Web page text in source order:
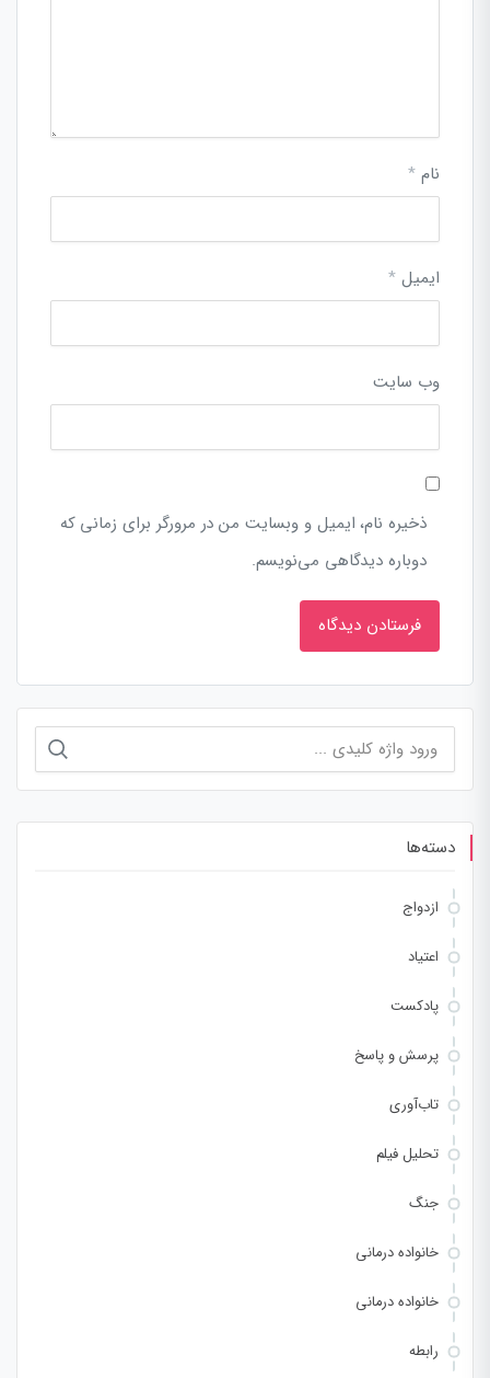
نام *
ایمیل *
وب‌ سایت
ذخیره نام، ایمیل و وبسایت من در مرورگر برای زمانی که
دوباره دیدگاهی می‌نویسم.
جستجو
برای:
دسته‌ها
ازدواج
اعتیاد
پادکست
پرسش و پاسخ
تاب‌آوری
تحلیل فیلم
جنگ
خانواده درمانی
خانواده درمانی
رابطه